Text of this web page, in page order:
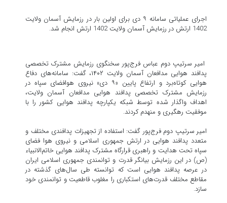
اجرای عملیاتی سامانه ۹ دی برای اولین بار در رزمایش آسمان ولایت
1402 ارتش در رزمایش آسمان ولایت 1402 ارتش انجام شد.
امیر سرتیپ دوم عباس فرج‌پور سخنگوی رزمایش مشترک تخصصی
پدافند هوایی مدافعان آسمان ولایت ۱۴۰۲، گفت: سامانه‌های دفاع
هوایی کوتاه‌برد و ارتفاع پایین «۹ دی» نیروی هوافضای سپاه در
رزمایش مشترک تخصصی پدافند هوایی مدافعان آسمان ولایت،
اهداف واگذار شده توسط شبکه یکپارچه پدافند هوایی کشور را با
موفقیت رهگیری و منهدم کردند.
امیر سرتیپ دوم فرج‌پور گفت: استفاده از تجهیزات پدافندی مختلف و
متعدد پدافند هوایی در ارتش جمهوری اسلامی و نیروی هوا فضای
سپاه تحت هدایت و راهبری قرارگاه مشترک پدافند هوایی خاتم‌الانبیاء
(ص) در این رزمایش بیانگر قدرت و توانمندی جمهوری اسلامی ایران
در عرصه پدافند هوایی است که توانسته طی سال‌های گذشته در
مقاطع مختلف قدرت‌های استکباری را مغلوب قاطعیت و توانمندی خود
سازد.